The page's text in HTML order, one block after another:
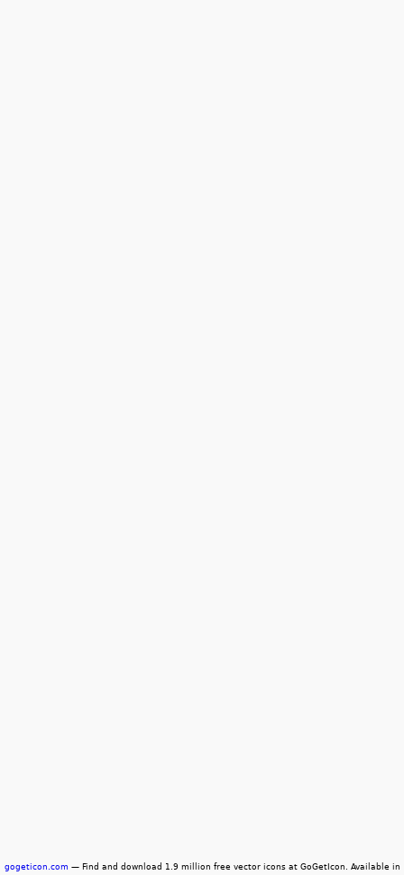
gogeticon.com — Find and download 1.9 million free vector icons at GoGetIcon. Available in